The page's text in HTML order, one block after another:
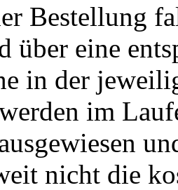
Bestellung
über eine
in der
im
nicht die